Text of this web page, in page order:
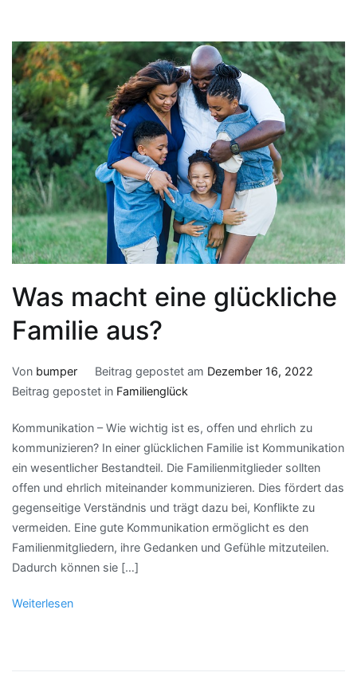
Was macht eine glückliche
Familie aus?
Von bumper Beitrag gepostet am Dezember 16, 2022
Beitrag gepostet in Familienglück
Kommunikation – Wie wichtig ist es, offen und ehrlich zu
kommunizieren? In einer glücklichen Familie ist Kommunikation
ein wesentlicher Bestandteil. Die Familienmitglieder sollten
offen und ehrlich miteinander kommunizieren. Dies fördert das
gegenseitige Verständnis und trägt dazu bei, Konflikte zu
vermeiden. Eine gute Kommunikation ermöglicht es den
Familienmitgliedern, ihre Gedanken und Gefühle mitzuteilen.
Dadurch können sie […]
Weiterlesen